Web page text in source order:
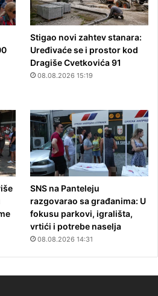
Stigao novi zahtev stanara:
Uređivaće se i prostor kod
Dragiše Cvetkovića 91
08.08.2026 15:19
SNS na Panteleju
razgovarao sa građanima: U
fokusu parkovi, igrališta,
vrtići i potrebe naselja
08.08.2026 14:31